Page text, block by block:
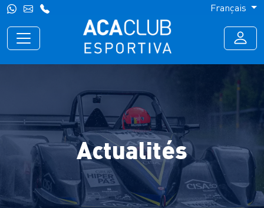
Français
Actualités